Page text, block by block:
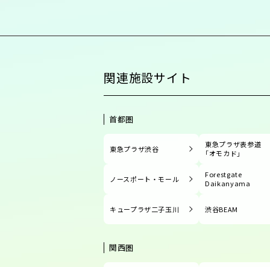
関連施設サイト
首都圏
東急プラザ渋谷
東急プラザ表参道
「オモカド」
ノースポート・モール
Forestgate
Daikanyama
キュープラザ二子玉川 渋谷BEAM
関西圏